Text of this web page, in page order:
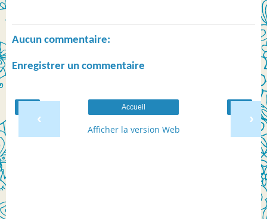
Aucun commentaire:
Enregistrer un commentaire
‹ ›
Accueil
Afficher la version Web